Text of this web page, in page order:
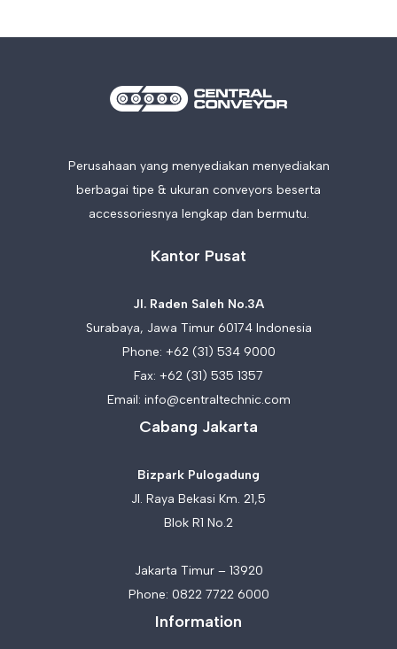
Perusahaan yang menyediakan menyediakan
berbagai tipe & ukuran conveyors beserta
accessoriesnya lengkap dan bermutu.
Kantor Pusat
Jl. Raden Saleh No.3A
Surabaya, Jawa Timur 60174 Indonesia
Phone: +62 (31) 534 9000
Fax: +62 (31) 535 1357
Email: info@centraltechnic.com
Cabang Jakarta
Bizpark Pulogadung
Jl. Raya Bekasi Km. 21,5
Blok R1 No.2
Jakarta Timur – 13920
Phone: 0822 7722 6000
Information